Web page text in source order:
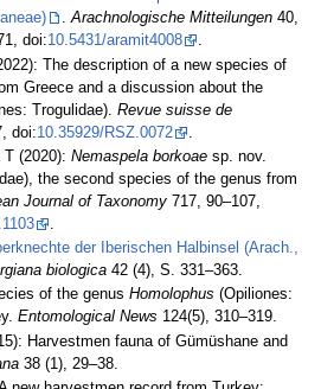
.Arachnologische Mitteilungen 40,
doi:10.5431/aramit4008
.
The description of a new species of
Greece and a discussion about the
Trogulidae). Revue suisse de
doi:10.35929/RSZ.0072
T (2020): Nemaspela borkoae sp. nov.
the second species of the genus from
Journal of Taxonomy 717, 90–107,
.
der Iberischen Halbinsel (Arach.,
biologica 42 (4), S. 331–363.
of the genus Homolophus (Opiliones:
Entomological News 124(5), 310–319.
Harvestmen fauna of Gümüshane and
38 (1), 29–38.